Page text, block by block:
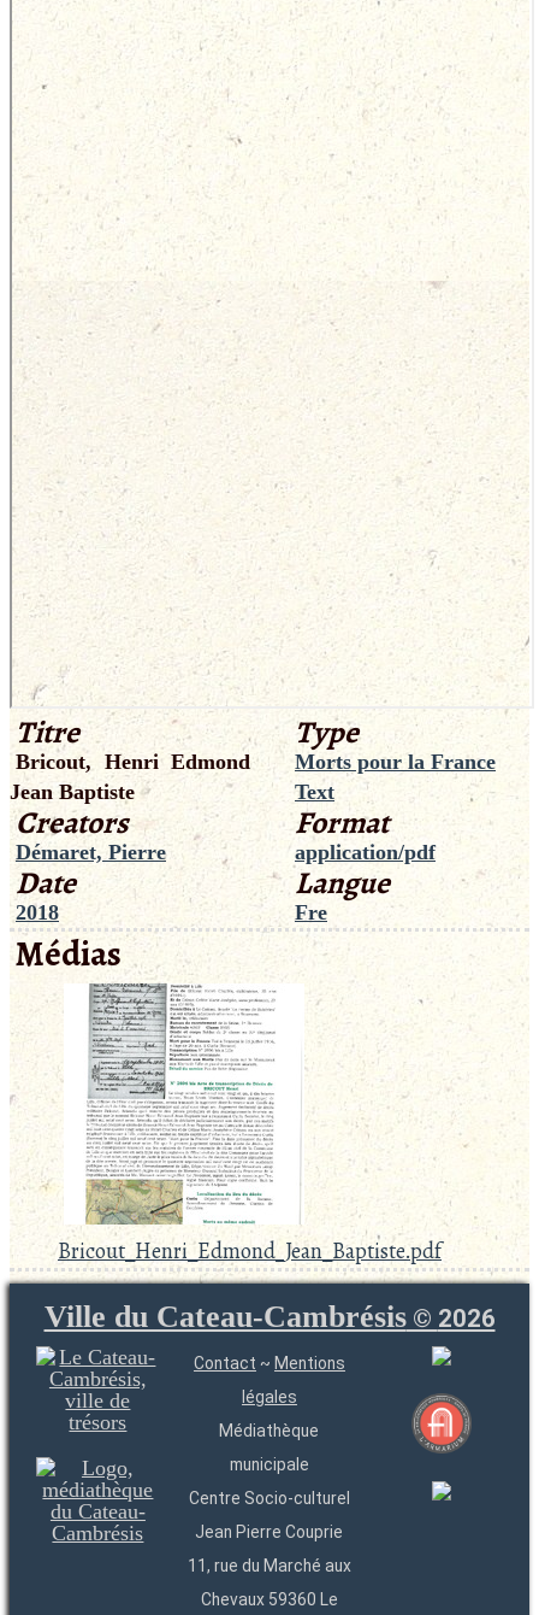
Titre
Bricout, Henri Edmond
Jean Baptiste
Creators
Démaret, Pierre
Date
2018
Type
Morts pour la France
Text
Format
application/pdf
Langue
Fre
Médias
Bricout_Henri_Edmond_Jean_Baptiste.pdf
Ville du Cateau-Cambrésis© 2026
Contact ~ Mentions
légales
Médiathèque
municipale
Centre Socio-culturel
Jean Pierre Couprie
11, rue du Marché aux
Chevaux 59360 Le